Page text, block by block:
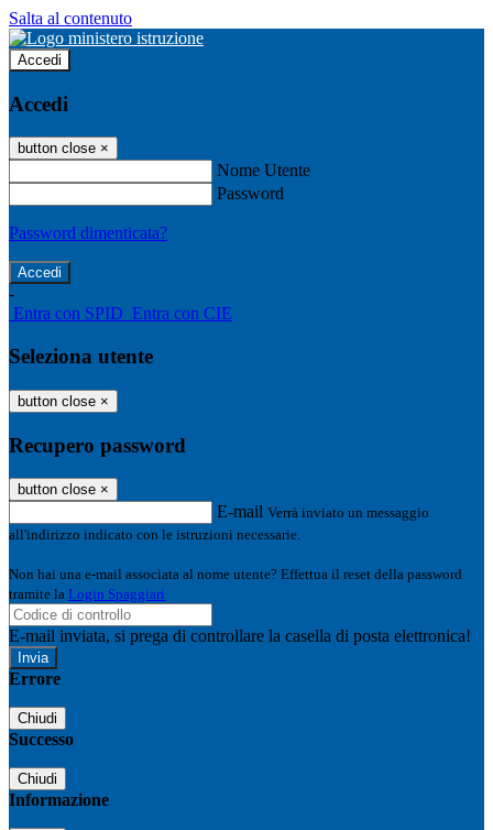
Salta al contenuto
Accedi
Accedi
button close ×
Nome Utente
Password
Password dimenticata?
-
Entra con SPID Entra con CIE
Seleziona utente
button close ×
Recupero password
button close ×
E-mail Verrà inviato un messaggio
all'indirizzo indicato con le istruzioni necessarie.
Non hai una e-mail associata al nome utente? Effettua il reset della password
tramite la Login Spaggiari
E-mail inviata, si prega di controllare la casella di posta elettronica!
Errore
Chiudi
Successo
Chiudi
Informazione